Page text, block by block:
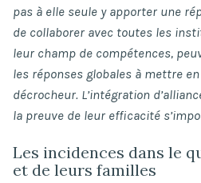
pas à elle seule y apporter une
de collaborer avec toutes les
leur champ de compétences,
les réponses globales à mettre
décrocheur. L’intégration
la preuve de leur efficacité
Les incidences dans le
et de leurs familles